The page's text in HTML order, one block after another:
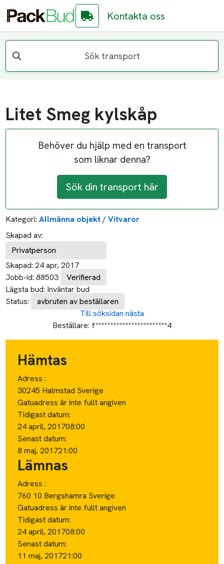
Kontakta oss
Sök transport
Litet Smeg kylskåp
Behöver du hjälp med en transport
som liknar denna?
Sök din transport här
Kategori: Allmänna objekt / Vitvaror
Skapad av:
Privatperson
Skapad: 24 apr, 2017
Jobb-id: 88503
Verifierad
Lägsta bud: Inväntar bud
Status:
avbruten av beställaren
Till söksidan nästa
Beställare: f************************4
Hämtas
Adress :
30245 Halmstad Sverige
Gatuadress är inte fullt angiven
Tidigast datum:
24 april, 201708:00
Senast datum:
8 maj, 201721:00
Lämnas
Adress :
760 10 Bergshamra Sverige
Gatuadress är inte fullt angiven
Tidigast datum:
24 april, 201708:00
Senast datum:
11 maj, 201721:00